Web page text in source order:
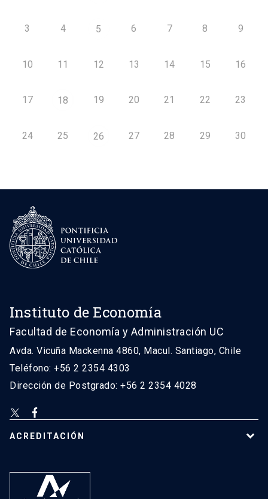
3 4 5 6 7 8 9
10 11 12 13 14 15 16
17 18 19 20 21 22 23
24 25 26 27 28 29 30
Instituto de Economía
Facultad de Economía y Administración UC
Avda. Vicuña Mackenna 4860, Macul. Santiago, Chile
Teléfono: +56 2 2354 4303
Dirección de Postgrado: +56 2 2354 4028
ACREDITACIÓN